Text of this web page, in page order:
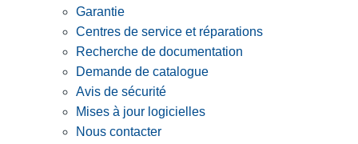
Garantie
Centres de service et réparations
Recherche de documentation
Demande de catalogue
Avis de sécurité
Mises à jour logicielles
Nous contacter